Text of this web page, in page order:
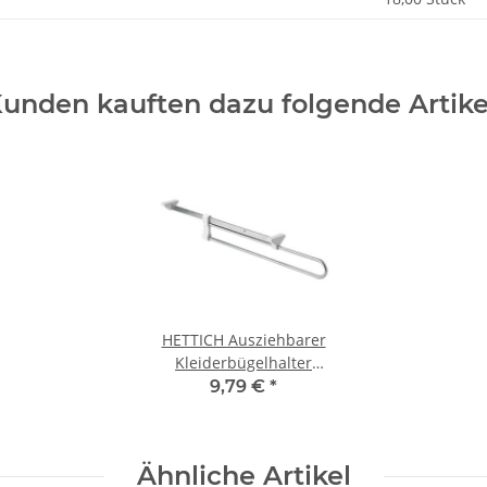
kauften dazu folgende
HETTICH Ausziehbarer
Kleiderbügelhalter
400mm weiß
9,79 € *
Ähnliche Artikel